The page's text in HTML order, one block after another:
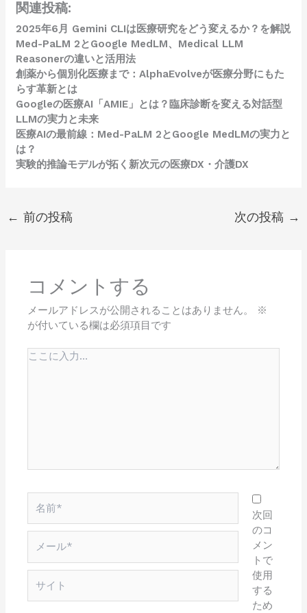
関連投稿:
2025年6月 Gemini CLIは医療研究をどう変えるか？を解説
Med-PaLM 2とGoogle MedLM、Medical LLM
Reasonerの違いと活用法
創薬から個別化医療まで：AlphaEvolveが医療分野にもた
らす革新とは
Googleの医療AI「AMIE」とは？臨床診断を変える対話型
LLMの実力と未来
医療AIの最前線：Med-PaLM 2とGoogle MedLMの実力と
は？
実験的推論モデルが拓く新次元の医療DX・介護DX
← 前の投稿 次の投稿 →
コメントする
メールアドレスが公開されることはありません。
※
が付いている欄は必須項目です
こ
前
*
ー
ル
次回
のコ
メン
トで
使用
する
ため